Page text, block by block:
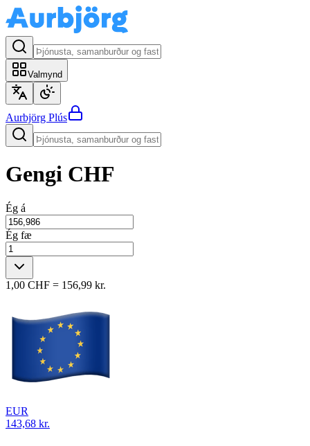
Valmynd
Aurbjörg Plús
Gengi CHF
Ég á
Ég fæ
1,00 CHF = 156,99 kr.
EUR
143,68 kr.